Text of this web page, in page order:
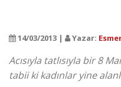
14/03/2013 | Yazar:
Acısıyla tatlısıyla bir 8
tabii ki kadınlar yine